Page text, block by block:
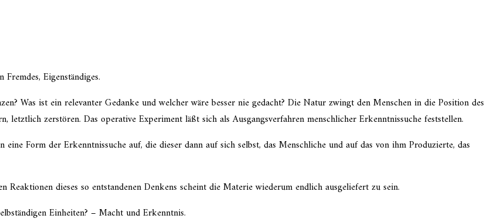
Eigenständiges.
Was ist ein relevan­ter Gedanke und welcher wäre besser nie gedacht? Die Natur zwingt den Menschen in die Position des
zerstö­ren. Das opera­tive Experiment läßt sich als Ausgangsverfahren mensch­li­cher Erkenntnissuche feststellen.
Form der Erkenntnissuche auf, die dieser dann auf sich selbst, das Menschliche und auf das von ihm Produzierte, das
dieses so entstan­de­nen Denkens scheint die Materie wiederum endlich ausge­lie­fert zu sein.
Einheiten? – Macht und Erkenntnis.